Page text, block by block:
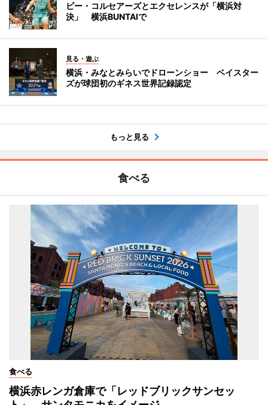
ビー・コルセアーズとエクセレンスが「横浜対
決」 横浜BUNTAIで
見る・遊ぶ
横浜・みなとみらいでドローンショー ベイスター
ズが球団初のギネス世界記録認定
もっと見る
食べる
食べる
横浜赤レンガ倉庫で「レッドブリックサンセッ